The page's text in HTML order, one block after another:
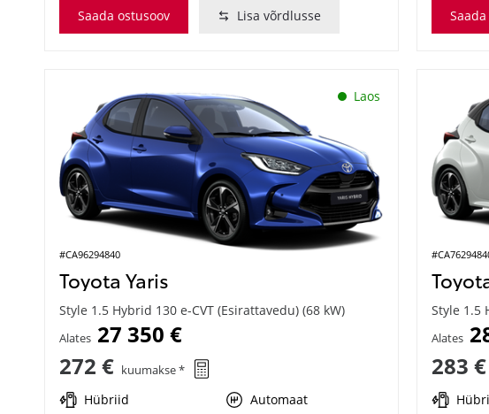
Saada ostusoov Lisa võrdlusse
Laos
#CA96294840
Toyota Yaris
Style 1.5 Hybrid 130 e-CVT (Esirattavedu) (68 kW)
Alates 27 350 €
272 € kuumakse *
Hübriid
Automaat
Style 1.5
Alates
283 €